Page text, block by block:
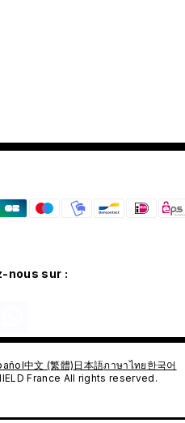
nous sur :
中文 (繁體) 日本語ภาษาไทย 한국어
France All rights reserved.